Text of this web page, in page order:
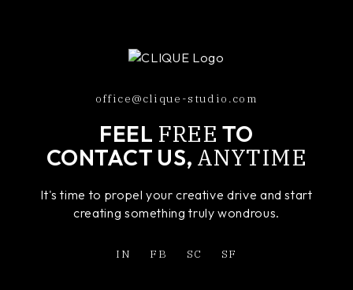
office@clique-studio.com
FEEL FREE TO
CONTACT US, ANYTIME
It's time to propel your creative drive and start
creating something truly wondrous.
IN FB SC SF